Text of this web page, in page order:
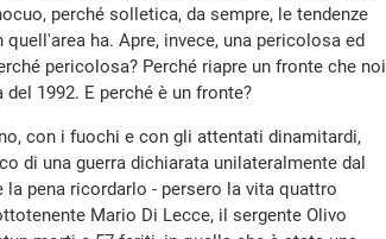
perché solletica, da sempre, le tendenze
ha. Apre, invece, una pericolosa ed
pericolosa? Perché riapre un fronte che noi
1992. E perché è un fronte?
con i fuochi e con gli attentati dinamitardi,
di una guerra dichiarata unilateralmente dal
la pena ricordarlo - persero la vita quattro
Mario Di Lecce, il sergente Olivo